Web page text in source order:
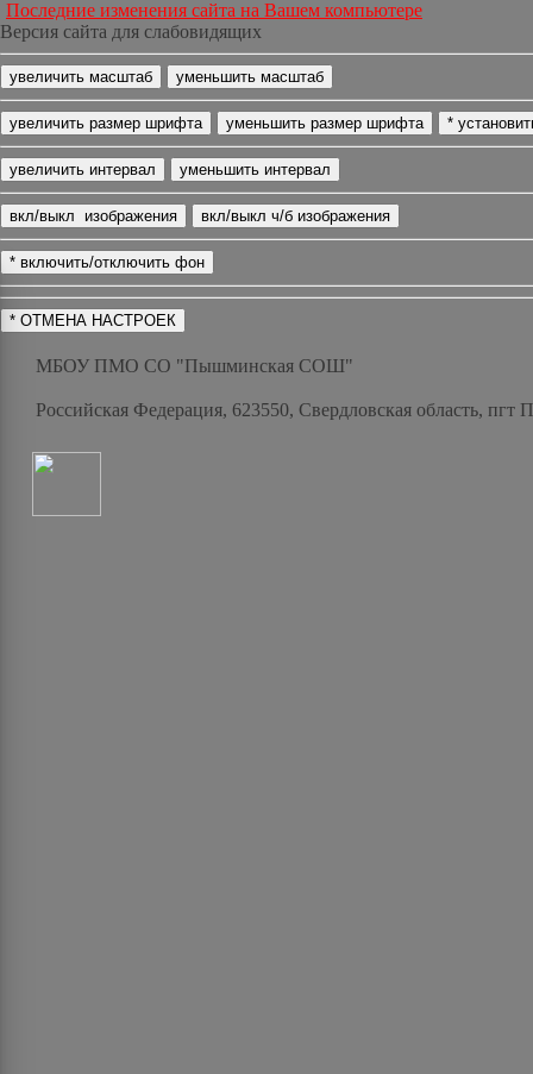
Последние изменения сайта на Вашем компьютере
Версия сайта для слабовидящих
МБОУ ПМО СО "Пышминская СОШ"
Российская Федерация, 623550, Свердловская область,